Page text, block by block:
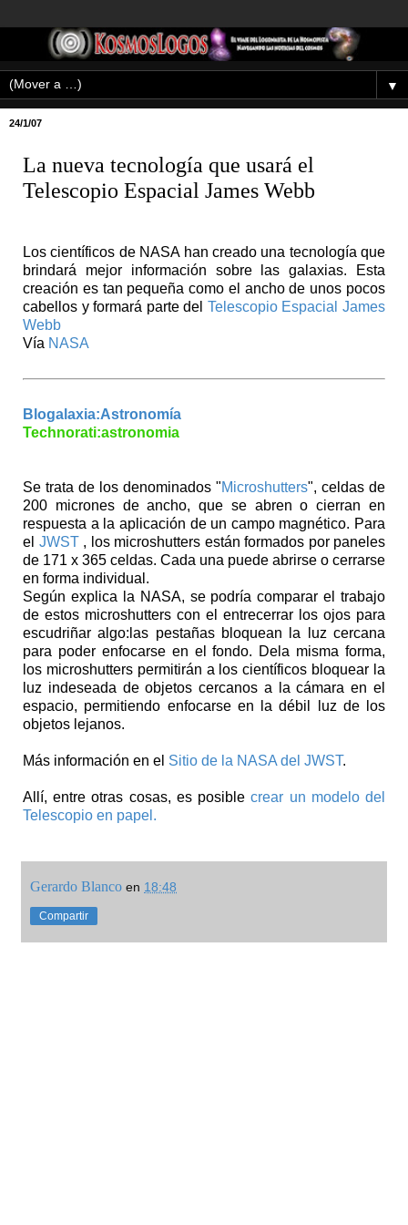
▼
24/1/07
La nueva tecnología que usará el
Telescopio Espacial James Webb
Los científicos de NASA han creado una tecnología que
brindará mejor información sobre las galaxias. Esta
creación es tan pequeña como el ancho de unos pocos
cabellos y formará parte del Telescopio Espacial James
Webb
Vía NASA
Blogalaxia:Astronomía
Technorati:astronomia
Se trata de los denominados "Microshutters", celdas de
200 micrones de ancho, que se abren o cierran en
respuesta a la aplicación de un campo magnético. Para
el JWST, los microshutters están formados por paneles
de 171 x 365 celdas. Cada una puede abrirse o cerrarse
en forma individual.
Según explica la NASA, se podría comparar el trabajo
de estos microshutters con el entrecerrar los ojos para
escudriñar algo:las pestañas bloquean la luz cercana
para poder enfocarse en el fondo. Dela misma forma,
los microshutters permitirán a los científicos bloquear la
luz indeseada de objetos cercanos a la cámara en el
espacio, permitiendo enfocarse en la débil luz de los
objetos lejanos.
Más información en el Sitio de la NASA del JWST.
Allí, entre otras cosas, es posiblecrear un modelo del
Telescopio en papel.
Gerardo Blanco en 18:48
Compartir